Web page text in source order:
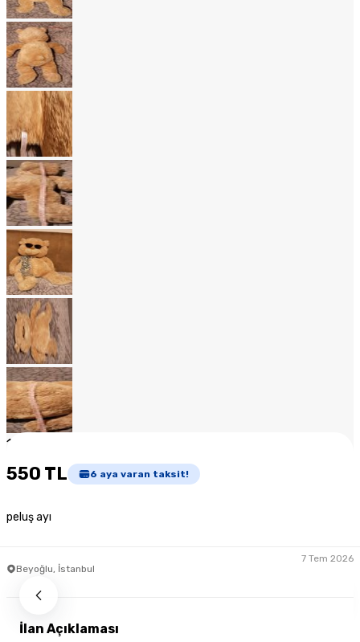
1
550 TL 6 aya varan taksit!
peluş ayı
Beyoğlu, İstanbul
7 Tem 2026
İlan Açıklaması